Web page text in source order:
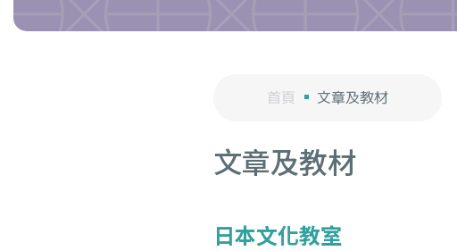
首頁 文章及教材
文章及教材
日本文化教室